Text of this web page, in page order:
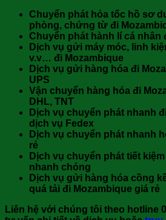
Chuyển phát hỏa tốc hồ sơ
phòng, chứng từ đi
Chuyển phát hành lí cá nhân
Dịch vụ gửi máy móc, linh
v.v… đi Mozambique
Dịch vụ gửi hàng hóa đi
UPS
Vận chuyển hàng hóa đi
DHL, TNT
Dịch vụ chuyển phát nhanh
dịch vụ Fedex
Dịch vụ chuyển phát nhanh
rẻ
Dịch vụ chuyển phát tiết
nhanh chóng
Dịch vụ gửi hàng hóa cồng
quá tải đi Mozambique giá rẻ
Liên hệ với chúng tôi theo hotline